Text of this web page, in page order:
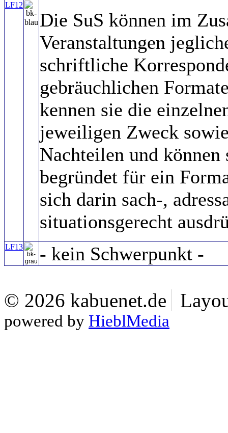
LF12
Die SuS können im
Veranstaltungen
schriftliche
gebräuchlichen
kennen sie die
jeweiligen Zweck
Nachteilen und
begründet für ein
sich darin sach-,
situationsgerecht
LF13 - kein Schwerpunkt -
© 2026 kabuenet.de
powered by HieblMedia